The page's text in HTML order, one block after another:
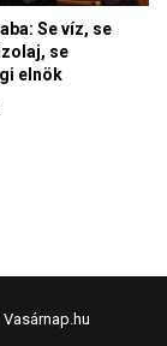
Vasárnap.hu